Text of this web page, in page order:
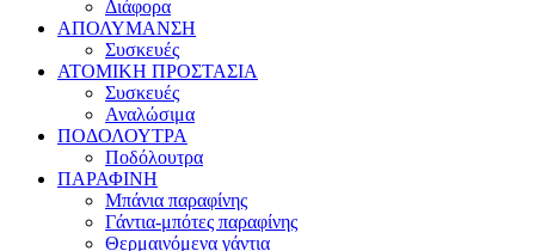
Διάφορα
ΑΠΟΛΥΜΑΝΣΗ
Συσκευές
ΑΤΟΜΙΚΗ ΠΡΟΣΤΑΣΙΑ
Συσκευές
Αναλώσιμα
ΠΟΔΟΛΟΥΤΡΑ
Ποδόλουτρα
ΠΑΡΑΦΙΝΗ
Μπάνια παραφίνης
Γάντια-μπότες παραφίνης
Θερμαινόμενα γάντια